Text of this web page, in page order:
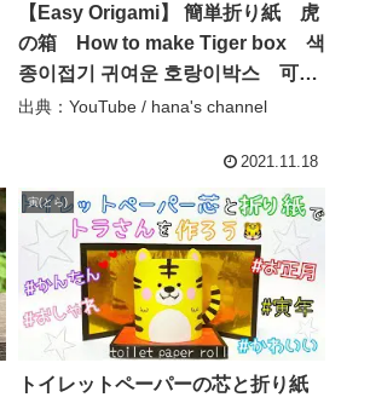
【Easy Origami】 簡単折り紙 虎
の箱 How to make Tiger box 색
종이접기 귀여운 호랑이박스 可爱
的折纸 老虎小盒子 folding
出典：YouTube / hana's channel
2021.11.18
寅(とら)
トイレットペーパーの芯と折り紙